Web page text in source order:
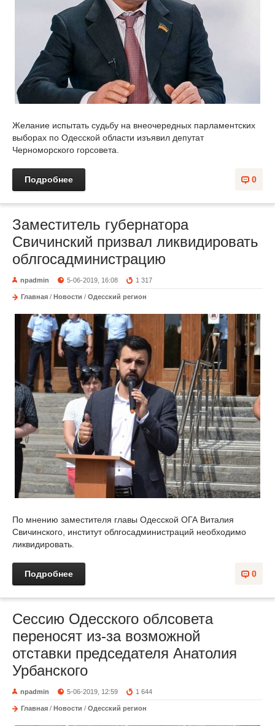
Желание испытать судьбу на внеочередных парламентских
выборах по Одесской области изъявил депутат
Черноморского горсовета.
0
Подробнее
Заместитель губернатора
Свичинский призвал ликвидировать
облгосадминистрацию
npadmin 5-06-2019, 16:08 1 317
Главная / Новости / Одесский регион
По мнению заместителя главы Одесской ОГА Виталия
Свичинского, институт облгосадминистраций необходимо
ликвидировать.
0
Подробнее
Сессию Одесского облсовета
переносят из-за возможной
отставки председателя Анатолия
Урбанского
npadmin 5-06-2019, 12:59 1 644
Главная / Новости / Одесский регион